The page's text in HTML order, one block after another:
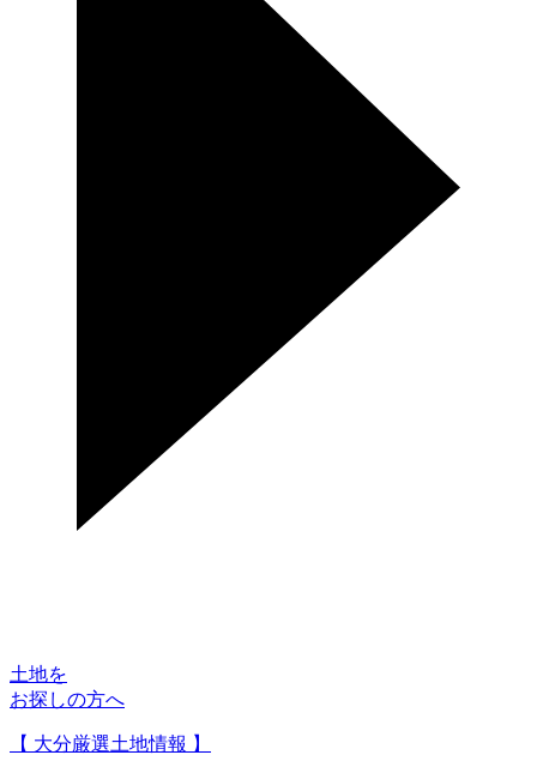
土地を
お探しの方へ
【 大分厳選土地情報 】